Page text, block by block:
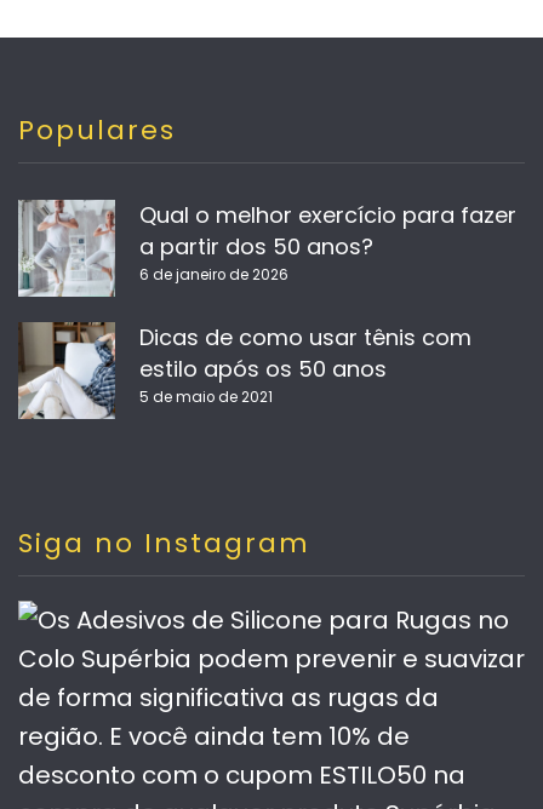
Populares
Qual o melhor exercício para fazer
a partir dos 50 anos?
6 de janeiro de 2026
Dicas de como usar tênis com
estilo após os 50 anos
5 de maio de 2021
Siga no Instagram